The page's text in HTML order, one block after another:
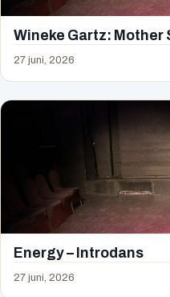
Wineke Gartz: Mother
27 juni, 2026
Energy – Introdans
27 juni, 2026